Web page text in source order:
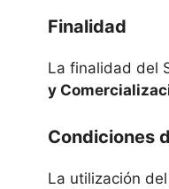
Finalidad
La finalidad del
y
Condiciones
La utilización